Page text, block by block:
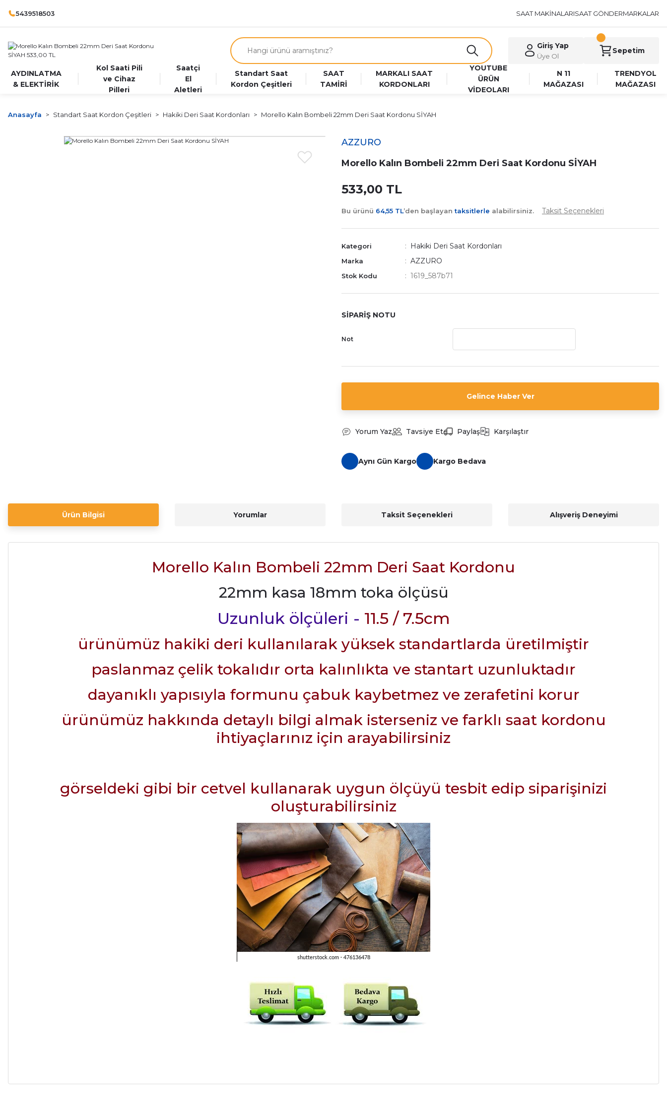
5439518503 SAAT MAKİNALARISAAT GÖNDERMARKALAR
Giriş Yap
Üye Ol
Sepetim
AYDINLATMA
& ELEKTİRİK
Kol Saati Pili
ve Cihaz
Pilleri
Saatçi
El
Aletleri
Standart Saat
Kordon Çeşitleri
SAAT
TAMİRİ
MARKALI SAAT
KORDONLARI
YOUTUBE
ÜRÜN
VİDEOLARI
N 11
MAĞAZASI
TRENDYOL
MAĞAZASI
Anasayfa Standart Saat Kordon Çeşitleri Hakiki Deri Saat Kordonları Morello Kalın Bombeli 22mm Deri Saat Kordonu SİYAH
AZZURO
Morello Kalın Bombeli 22mm Deri Saat Kordonu SİYAH
533,00 TL
Bu ürünü 64,55 TL’den başlayantaksitlerle alabilirsiniz. Taksit Seçenekleri
Kategori Hakiki Deri Saat Kordonları
Marka AZZURO
Stok Kodu 1619_587b71
SİPARİŞ NOTU
Not
Gelince Haber Ver
Yorum Yaz Tavsiye Et Paylaş Karşılaştır
Aynı Gün Kargo Kargo Bedava
Ürün Bilgisi Yorumlar Taksit Seçenekleri Alışveriş Deneyimi
Morello Kalın Bombeli 22mm Deri Saat Kordonu
22mm kasa 18mm toka ölçüsü
Uzunluk ölçüleri - 11.5 / 7.5cm
ürünümüz hakiki deri kullanılarak yüksek standartlarda üretilmiştir
paslanmaz çelik tokalıdır orta kalınlıkta ve stantart uzunluktadır
dayanıklı yapısıyla formunu çabuk kaybetmez ve zerafetini korur
ürünümüz hakkında detaylı bilgi almak isterseniz ve farklı saat kordonu
ihtiyaçlarınız için arayabilirsiniz
görseldeki gibi bir cetvel kullanarak uygun ölçüyü tesbit edip siparişinizi
oluşturabilirsiniz